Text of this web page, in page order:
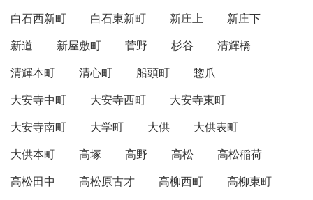
白石西新町
白石東新町 新庄上
新庄下
新道
新屋敷町 菅野 杉谷
清輝橋
清輝本町
清心町 船頭町
惣爪
大安寺中町
大安寺西町
大安寺東町
大安寺南町
大学町 大供
大供表町
大供本町
高塚 高野 高松
高松稲荷
高松田中
高松原古才 高柳西町
高柳東町